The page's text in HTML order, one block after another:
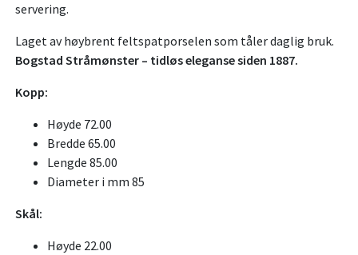
servering.
Laget av høybrent feltspatporselen som tåler daglig bruk.
Bogstad Stråmønster – tidløs eleganse siden 1887.
Kopp:
Høyde 72.00
Bredde 65.00
Lengde 85.00
Diameter i mm 85
Skål:
Høyde 22.00